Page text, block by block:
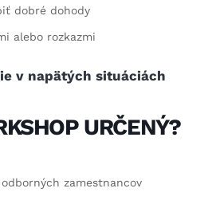
dobré dohody
alebo rozkazmi
v napätých situáciách
URČENÝ?
zamestnancov